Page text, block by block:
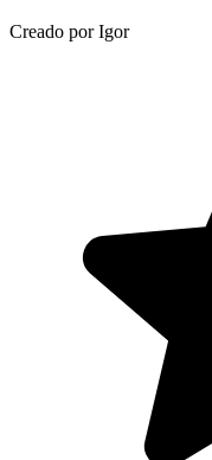
Creado por Igor